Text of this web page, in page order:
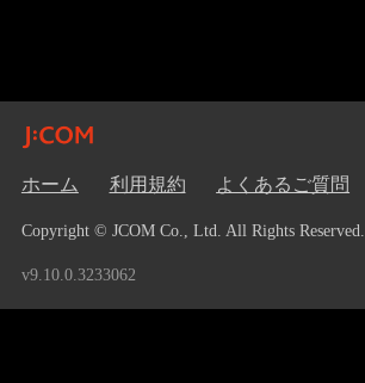
ホーム 利用規約 よくあるご質問
Copyright © JCOM Co., Ltd. All Rights Reserved.
v9.10.0.3233062